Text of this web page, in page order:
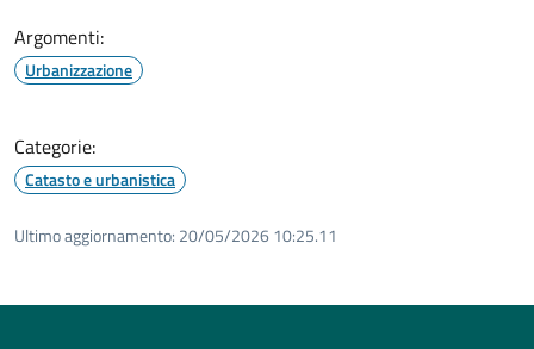
Argomenti:
Urbanizzazione
Categorie:
Catasto e urbanistica
Ultimo aggiornamento: 20/05/2026 10:25.11